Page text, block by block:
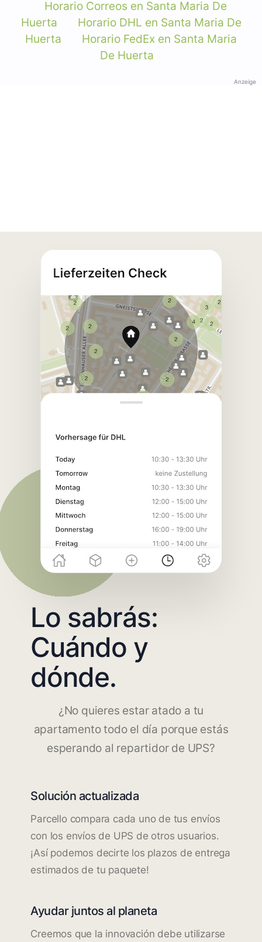
Horario Correos en Santa Maria De
Huerta
Horario DHL en Santa Maria De
Huerta
Horario FedEx en Santa Maria
De Huerta
Anzeige
Lo sabrás:
Cuándo y
dónde.
¿No quieres estar atado a tu
apartamento todo el día porque estás
esperando al repartidor de UPS?
Solución actualizada
Parcello compara cada uno de tus envíos
con los envíos de UPS de otros usuarios.
¡Así podemos decirte los plazos de entrega
estimados de tu paquete!
Ayudar juntos al planeta
Creemos que la innovación debe utilizarse